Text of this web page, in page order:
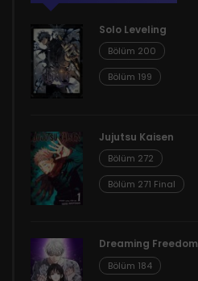
Solo Leveling
Bölüm 200
Bölüm 199
Jujutsu Kaisen
Bölüm 272
Bölüm 271 Final
Dreaming Freedom
Bölüm 184